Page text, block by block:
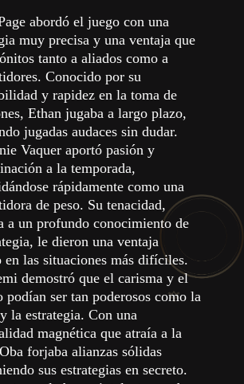
abordó el juego con una
muy precisa y una ventaja que
tanto a aliados como a
Conocido por su
y rapidez en la toma de
Ethan jugaba a largo plazo,
jugadas audaces sin dudar.
Vaquer aportó pasión y
a la temporada,
rápidamente como una
de peso. Su tenacidad,
a un profundo conocimiento de
le dieron una ventaja
en las situaciones más difíciles.
demostró que el carisma y el
podían ser tan poderosos como la
​​la estrategia. Con una
magnética que atraía a la
forjaba alianzas sólidas
sus estrategias en secreto.